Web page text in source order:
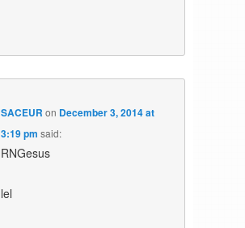
SACEUR on December 3, 2014 at
3:19 pm said:
RNGesus
lel